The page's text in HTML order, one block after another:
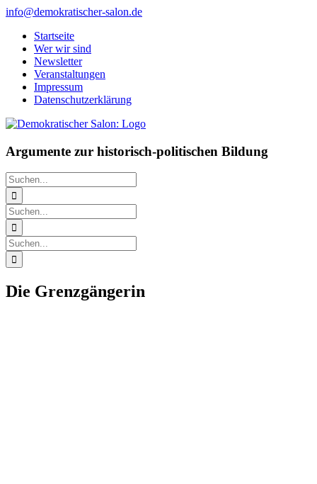
Zum
springen
info@demokratischer-salon.de
Startseite
Wer wir sind
Newsletter
Veranstaltungen
Impressum
Datenschutzerklärung
Argumente zur historisch-politischen Bildung
Suche
nach:
Suche
nach:
Suche
nach:
Die Grenzgängerin